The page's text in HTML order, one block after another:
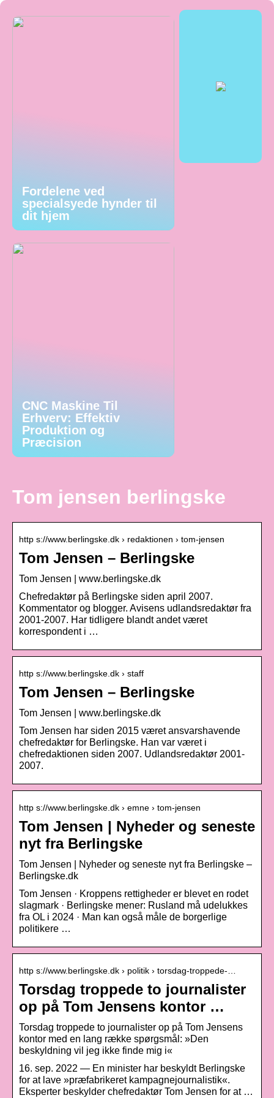
Fordelene ved
specialsyede hynder til
dit hjem
CNC Maskine Til
Erhverv: Effektiv
Produktion og
Præcision
Tom jensen berlingske
http s://www.berlingske.dk › redaktionen › tom-jensen
Tom Jensen – Berlingske
Tom Jensen | www.berlingske.dk
Chefredaktør på Berlingske siden april 2007.
Kommentator og blogger. Avisens udlandsredaktør fra
2001-2007. Har tidligere blandt andet været
korrespondent i …
http s://www.berlingske.dk › staff
Tom Jensen – Berlingske
Tom Jensen | www.berlingske.dk
Tom Jensen har siden 2015 været ansvarshavende
chefredaktør for Berlingske. Han var været i
chefredaktionen siden 2007. Udlandsredaktør 2001-
2007.
http s://www.berlingske.dk › emne › tom-jensen
Tom Jensen | Nyheder og seneste
nyt fra Berlingske
Tom Jensen | Nyheder og seneste nyt fra Berlingske –
Berlingske.dk
Tom Jensen · Kroppens rettigheder er blevet en rodet
slagmark · Berlingske mener: Rusland må udelukkes
fra OL i 2024 · Man kan også måle de borgerlige
politikere …
http s://www.berlingske.dk › politik › torsdag-troppede-…
Torsdag troppede to journalister
op på Tom Jensens kontor …
Torsdag troppede to journalister op på Tom Jensens
kontor med en lang række spørgsmål: »Den
beskyldning vil jeg ikke finde mig i«
16. sep. 2022 — En minister har beskyldt Berlingske
for at lave »præfabrikeret kampagnejournalistik«.
Eksperter beskylder chefredaktør Tom Jensen for at …